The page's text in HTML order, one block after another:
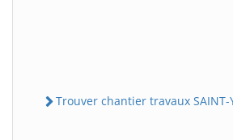
Trouver chantier travaux SAINT-